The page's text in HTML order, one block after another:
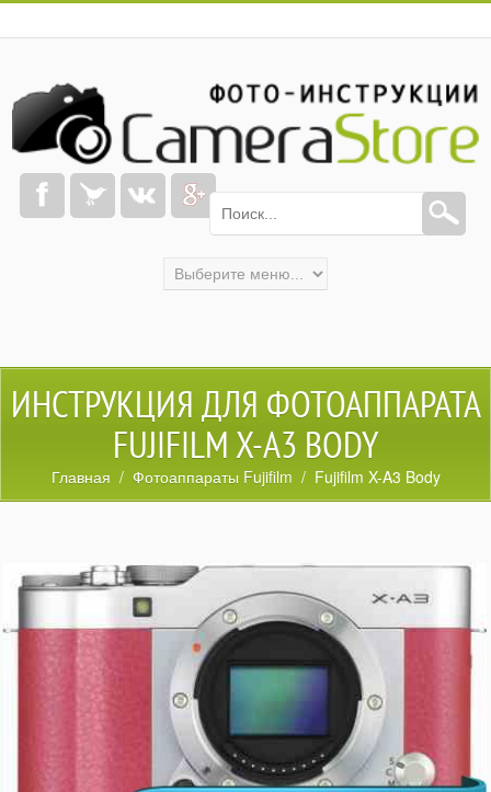
ИНСТРУКЦИЯ ДЛЯ ФОТОАППАРАТА
FUJIFILM X-A3 BODY
Главная / Фотоаппараты Fujifilm / Fujifilm X-A3 Body